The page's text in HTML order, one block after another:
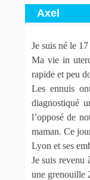
Axel
Je suis né le
Ma vie in
rapide et peu
Les ennuis
diagnostiqué
l’opposé de
maman. Ce
Lyon et ses
Je suis revenu
une grenouille